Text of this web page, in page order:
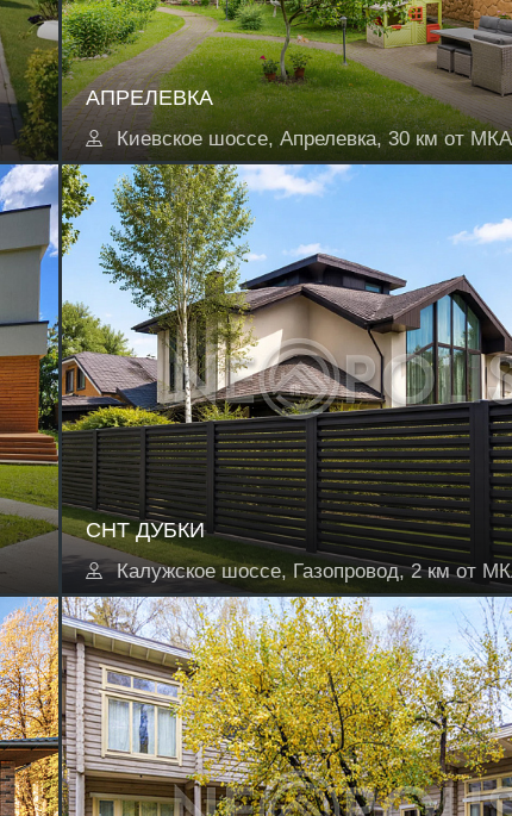
АПРЕЛЕВКА
Киевское шоссе, Апрелевка, 30 км от
СНТ ДУБКИ
Калужское шоссе, Газопровод, 2 км от